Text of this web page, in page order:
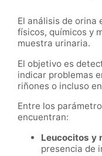
El análisis de orina
físicos, químicos y
muestra urinaria.
El objetivo es
indicar problemas
riñones o incluso
Entre los
encuentran:
Leucocitos y
presencia de